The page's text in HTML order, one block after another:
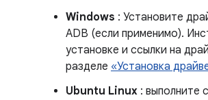
Windows : Установите
ADB (если применимо).
установке и ссылки на
разделе «Установка
Ubuntu Linux : выполните